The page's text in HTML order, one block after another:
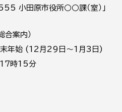
小田原市役所○○課（室）」
案内）
末年始 (12月29日～1月3日)
時15分